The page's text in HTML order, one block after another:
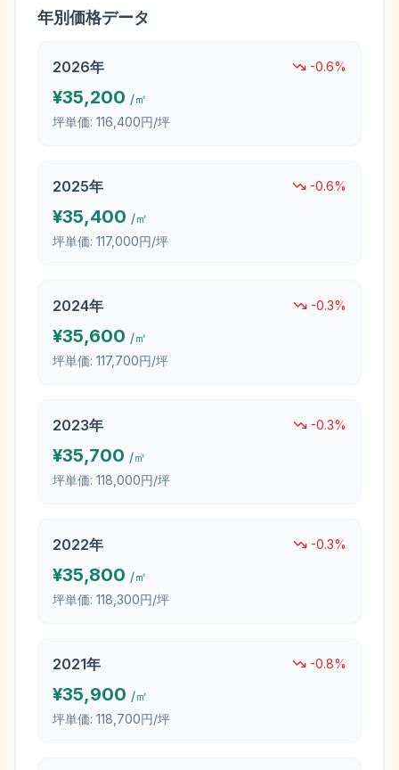
年別価格データ
2026年 -0.6%
¥35,200 /㎡
坪単価: 116,400円/坪
2025年 -0.6%
¥35,400 /㎡
坪単価: 117,000円/坪
2024年 -0.3%
¥35,600 /㎡
坪単価: 117,700円/坪
2023年 -0.3%
¥35,700 /㎡
坪単価: 118,000円/坪
2022年 -0.3%
¥35,800 /㎡
坪単価: 118,300円/坪
2021年 -0.8%
¥35,900 /㎡
坪単価: 118,700円/坪